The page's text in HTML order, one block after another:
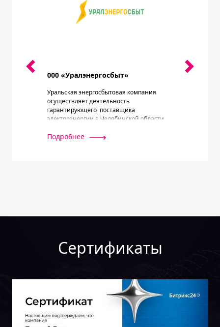
000 «Уралэнергосбыт»
Уральская энергосбытовая компания
осуществляет деятельность
гарантирующего поставщика
электроэнергии в Челябинской области.
Подробнее
Сертификаты